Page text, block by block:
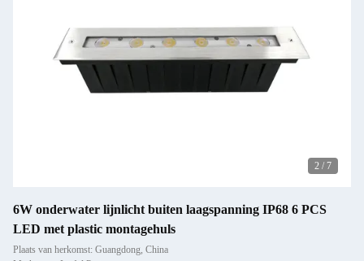
2 / 7
6W onderwater lijnlicht buiten laagspanning IP68 6 PCS
LED met plastic montagehuls
Plaats van herkomst: Guangdong, China